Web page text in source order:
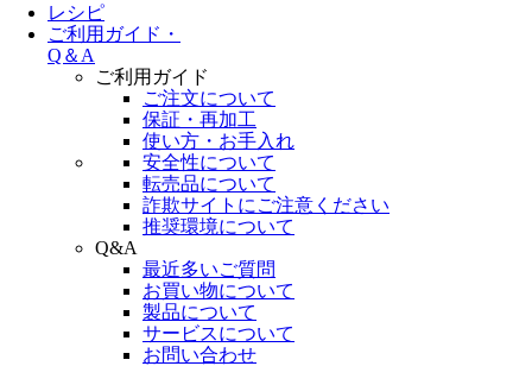
レシピ
ご利用ガイド・
Q＆A
ご利用ガイド
ご注文について
保証・再加工
使い方・お手入れ
安全性について
転売品について
詐欺サイトにご注意ください
推奨環境について
Q&A
最近多いご質問
お買い物について
製品について
サービスについて
お問い合わせ